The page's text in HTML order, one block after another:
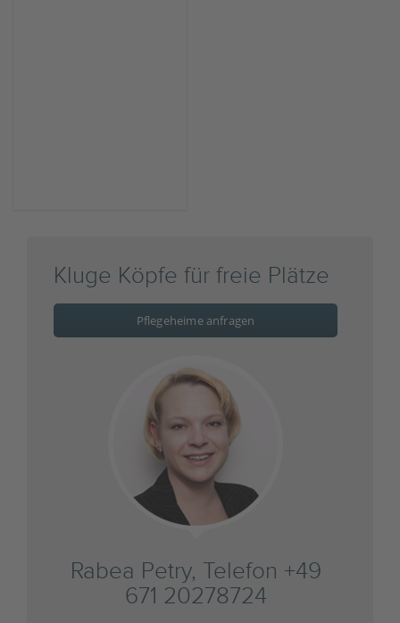
Kluge Köpfe für freie Plätze
Pflegeheime anfragen
Rabea Petry, Telefon +49
671 20278724